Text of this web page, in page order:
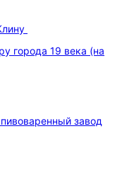
города 19 века (на